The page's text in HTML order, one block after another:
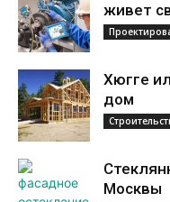
живет
Хюгге
дом
Москвы